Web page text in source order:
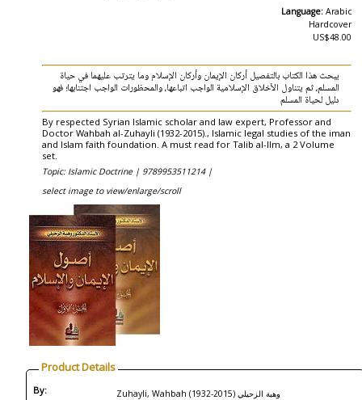
Language: Arabic
Hardcover
US$48.00
يبحث هذا الكتاب بالتفصيل أركان الإيمان وأركان الإسلام وما يترتب عليهما في حياة
المسلم، ثم يتناول الأخلاق الإسلامية الواجب اتباعها، والمحظورات الواجب اجتنابها؛ فهو
دليل لحياة المسلم
By respected Syrian Islamic scholar and law expert, Professor and
Doctor Wahbah al-Zuhayli (1932-2015)., Islamic legal studies of the iman
and Islam faith foundation. A must read for Talib al-Ilm, a 2 Volume
set.
Topic: Islamic Doctrine | 9789953511214 |
select image to view/enlarge/scroll
Product Details
By: Zuhayli, Wahbah (1932-2015) وهبة الزحيلي